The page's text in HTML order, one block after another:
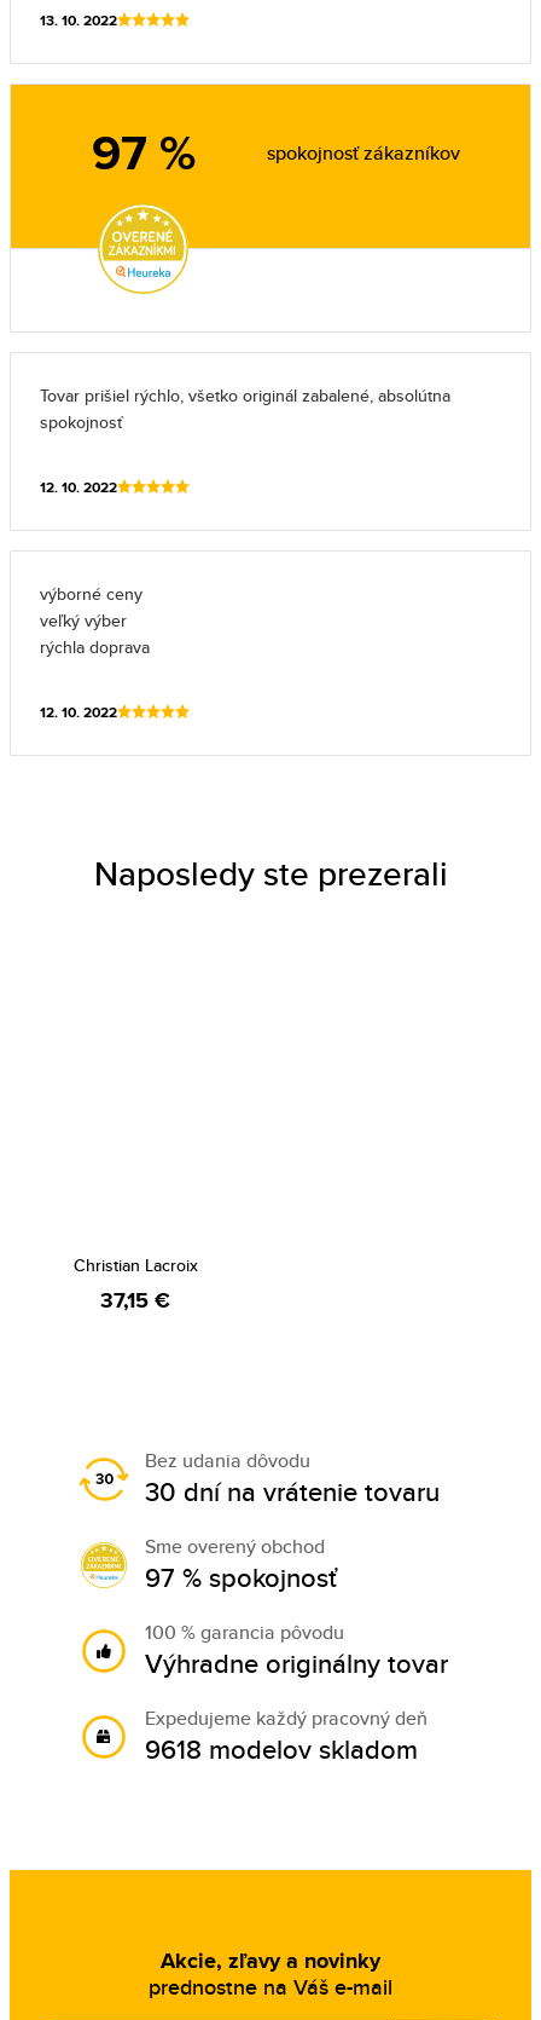
13. 10. 2022
97 % spokojnosť zákazníkov
Tovar prišiel rýchlo, všetko originál zabalené, absolútna
spokojnosť
12. 10. 2022
výborné ceny
veľký výber
rýchla doprava
12. 10. 2022
Naposledy ste prezerali
Christian Lacroix
37,15 €
Bez udania dôvodu
30 dní na vrátenie tovaru
Sme overený obchod
97 % spokojnosť
100 % garancia pôvodu
Výhradne originálny tovar
Expedujeme každý pracovný deň
9618 modelov skladom
Akcie, zľavy a novinky
prednostne na Váš e-mail